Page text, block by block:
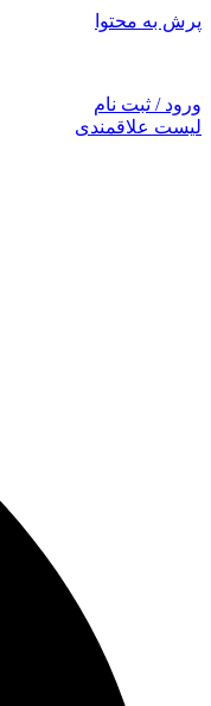
پرش به محتوا
ورود / ثبت نام
لیست علاقمندی